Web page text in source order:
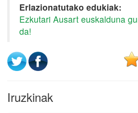
Erlazionatutako edukiak:
Ezkutari Ausart euskalduna
da!
Iruzkinak